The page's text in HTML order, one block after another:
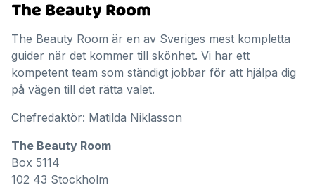
The Beauty Room är en av Sveriges mest kompletta
guider när det kommer till skönhet. Vi har ett
kompetent team som ständigt jobbar för att hjälpa dig
på vägen till det rätta valet.
Chefredaktör: Matilda Niklasson
The Beauty Room
Box 5114
102 43 Stockholm